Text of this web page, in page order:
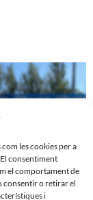
les cookies per a
consentiment
el comportament de
consentir o retirar el
i